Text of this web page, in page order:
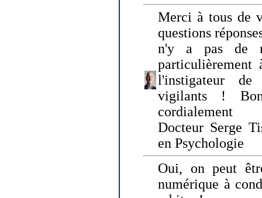
Merci à tous de
questions
n'y a pas de
l'instigateur de
vigilants !
cordialement
Docteur Serge
en Psychologie
Oui, on peut
numérique à